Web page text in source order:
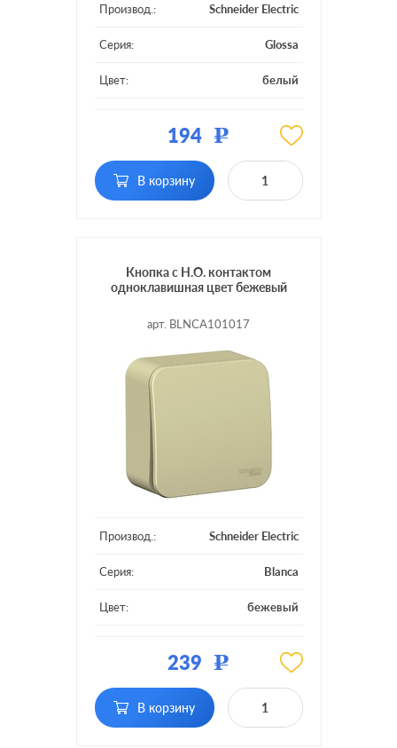
Производ.: Schneider Electric
Серия: Glossa
Цвет: белый
194 Р
В корзину
Кнопка с Н.О. контактом
одноклавишная цвет бежевый
арт. BLNCA101017
Производ.: Schneider Electric
Серия: Blanca
Цвет: бежевый
239 Р
В корзину